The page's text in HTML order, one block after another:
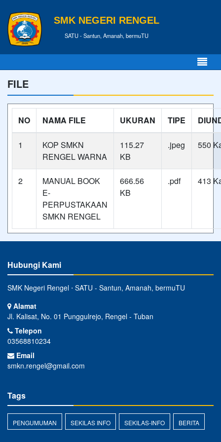
SMK NEGERI RENGEL
SATU - Santun, Amanah, bermuTU
FILE
NO NAMA FILE UKURAN TIPE
1
KOP SMKN
RENGEL WARNA
115.27
KB
.jpeg 550
2
MANUAL BOOK
E-
PERPUSTAKAAN
SMKN RENGEL
666.56
KB
.pdf 413
Hubungi Kami
SMK Negeri Rengel ⋅ SATU - Santun, Amanah, bermuTU
Alamat
Jl. Kalisat, No. 01 Punggulrejo, Rengel - Tuban
Telepon
03568810234
Email
smkn.rengel@gmail.com
Tags
PENGUMUMAN SEKILAS INFO SEKILAS-INFO BERITA